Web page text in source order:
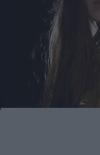
Back to the